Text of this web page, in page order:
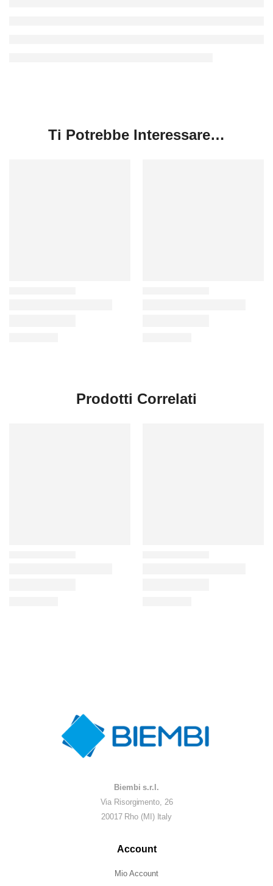
Ti Potrebbe Interessare…
Prodotti Correlati
Biembi s.r.l.
Via Risorgimento, 26
20017 Rho (MI) Italy
Account
Mio Account